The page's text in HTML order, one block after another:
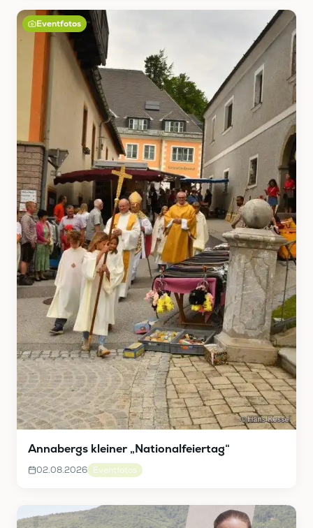
Eventfotos
Annabergs kleiner „Nationalfeiertag“
02.08.2026 Eventfotos